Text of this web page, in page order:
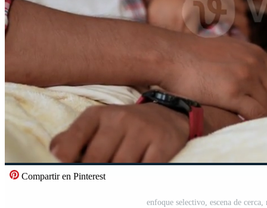
Compartir en Pinterest
enfoque selectivo, escena de